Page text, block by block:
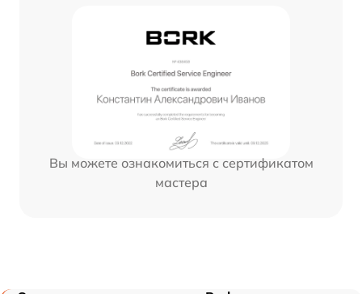
Вы можете ознакомиться с сертификатом
мастера